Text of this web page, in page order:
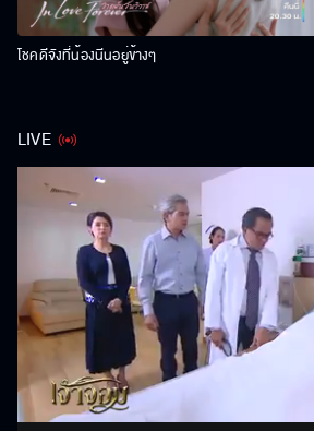
โชคดีจังที่น้องนีนอยู่ข้างๆ
LIVE
UnmuteStream